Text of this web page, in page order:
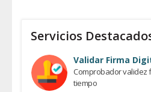
Servicios
Validar Firma
Comprobador validez
tiempo